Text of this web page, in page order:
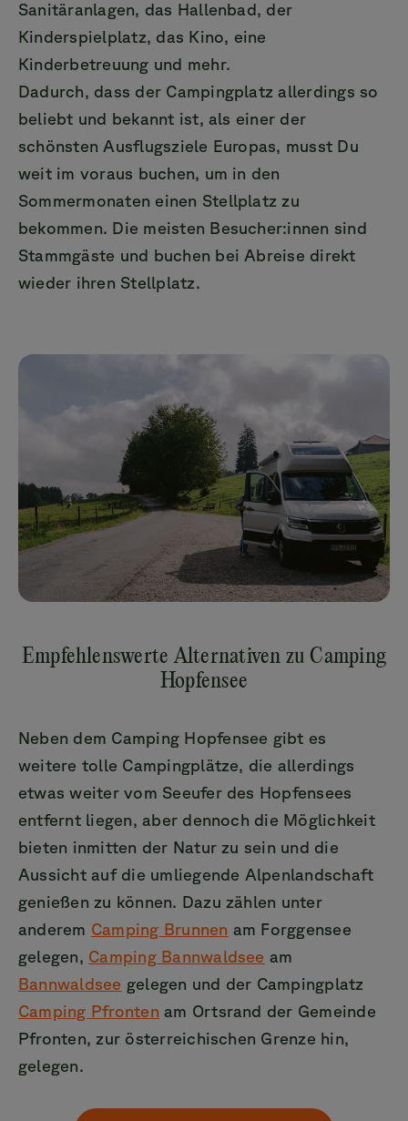
Sanitäranlagen, das Hallenbad, der
Kinderspielplatz, das Kino, eine
Kinderbetreuung und mehr.
Dadurch, dass der Campingplatz allerdings so
beliebt und bekannt ist, als einer der
schönsten Ausflugsziele Europas, musst Du
weit im voraus buchen, um in den
Sommermonaten einen Stellplatz zu
bekommen. Die meisten Besucher:innen sind
Stammgäste und buchen bei Abreise direkt
wieder ihren Stellplatz.
Empfehlenswerte Alternativen zu Camping
Hopfensee
Neben dem Camping Hopfensee gibt es
weitere tolle Campingplätze, die allerdings
etwas weiter vom Seeufer des Hopfensees
entfernt liegen, aber dennoch die Möglichkeit
bieten inmitten der Natur zu sein und die
Aussicht auf die umliegende Alpenlandschaft
genießen zu können. Dazu zählen unter
anderem Camping Brunnen am Forggensee
gelegen, Camping Bannwaldsee am
Bannwaldsee gelegen und der Campingplatz
Camping Pfronten am Ortsrand der Gemeinde
Pfronten, zur österreichischen Grenze hin,
gelegen.